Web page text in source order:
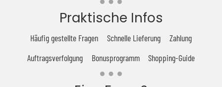
Praktische Infos
Häufig gestellte Fragen Schnelle Lieferung
Zahlung
Auftragsverfolgung
Bonusprogramm Shopping-Guide